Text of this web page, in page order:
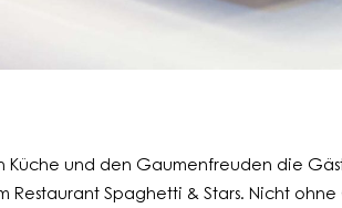
Küche und den Gaumenfreuden die
Restaurant Spaghetti & Stars. Nicht